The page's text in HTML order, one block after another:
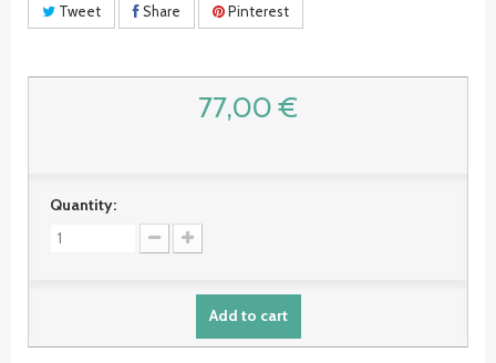
Tweet Share Pinterest
77,00 €
Quantity:
Add to cart